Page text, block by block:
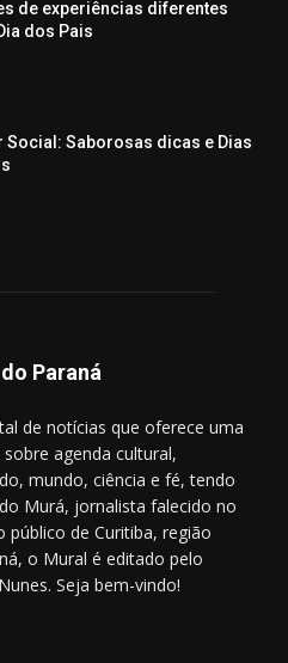
de experiências diferentes
dos Pais
Social: Saborosas dicas e Dias
Paraná
de notícias que oferece uma
agenda cultural,
mundo, ciência e fé, tendo
Murá, jornalista falecido no
público de Curitiba, região
o Mural é editado pelo
Seja bem-vindo!